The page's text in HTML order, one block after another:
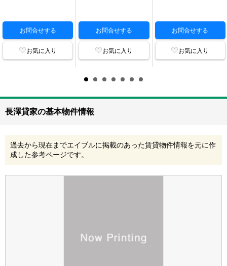
お問合せする
お気に入り
お問合せする
お気に入り
お問合せする
お気に入り
長澤貸家の基本物件情報
過去から現在までエイブルに掲載のあった賃貸物件情報を元に作
成した参考ページです。